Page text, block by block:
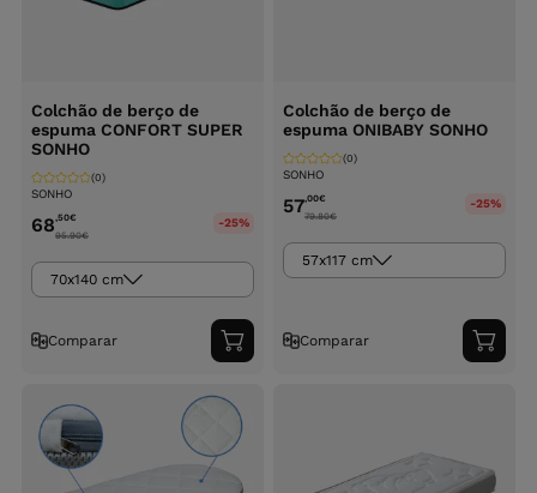
Colchão de berço de
espuma CONFORT SUPER
SONHO
SONHO
(0)
68,50€
95.90€
-25%
70x140 cm
Comparar
Adicionar
ao
Colchão de berço de
espuma ONIBABY SONHO
SONHO
(0)
57,00€
79.80€
-25%
57x117 cm
Comparar
ao